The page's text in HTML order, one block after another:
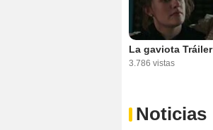
La gaviota Tráiler
3.786 vistas
Noticias